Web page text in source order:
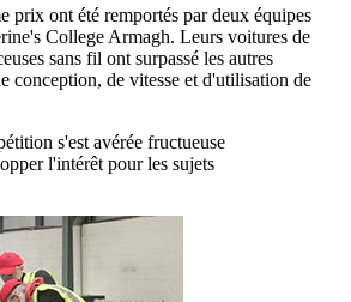
prix ont été remportés par deux équipes
College Armagh. Leurs voitures de
sans fil ont surpassé les autres
conception, de vitesse et d'utilisation de
s'est avérée fructueuse
l'intérêt pour les sujets